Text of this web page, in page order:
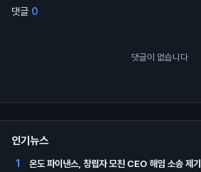
댓글 0
댓글이 없습니다
인기뉴스
1 온도 파이낸스, 창립자 모친 CEO 해임 소송 제기